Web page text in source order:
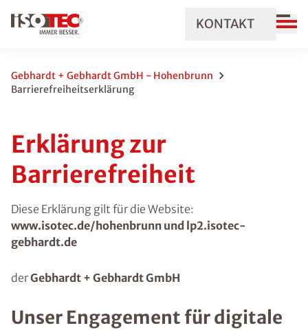
KONTAKT
Gebhardt + Gebhardt GmbH - Hohenbrunn
Barrierefreiheitserklärung
Erklärung zur
Barrierefreiheit
Diese Erklärung gilt für die Website:
www.isotec.de/hohenbrunn und lp2.isotec-
gebhardt.de
derGebhardt + Gebhardt GmbH
Unser Engagement für digitale